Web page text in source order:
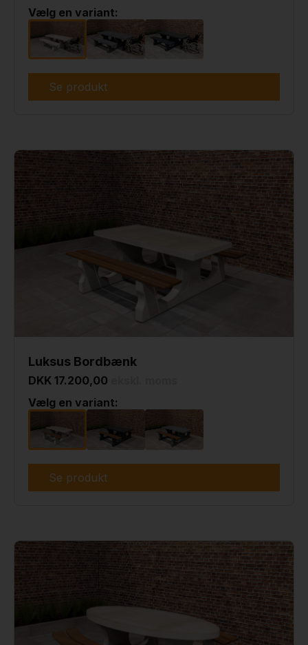
Vælg en variant:
Se produkt
Luksus Bordbænk
DKK 17.200,00
Vælg en variant:
Se produkt